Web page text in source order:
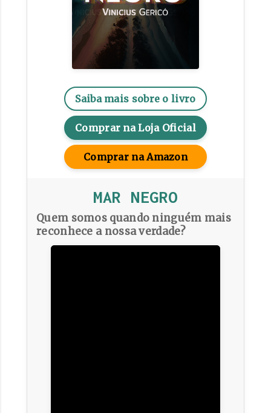
Saiba mais sobre o livro
Comprar na Loja Oficial
Comprar na Amazon
MAR NEGRO
Quem somos quando ninguém mais
reconhece a nossa verdade?